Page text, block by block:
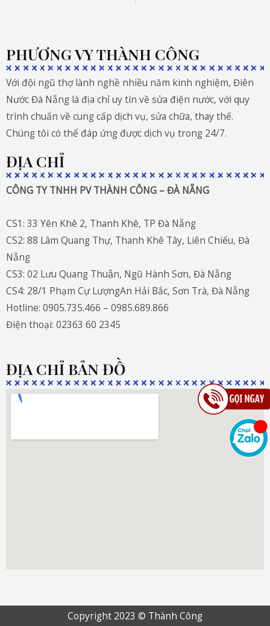
PHƯƠNG VY THÀNH CÔNG
Với đội ngũ thợ lành nghề nhiều năm kinh nghiệm, Điên
Nước Đà Nẵng là địa chỉ uy tín về sửa điện nước, với quy
trình chuẩn về cung cấp dịch vụ, sửa chữa, thay thế.
Chúng tôi có thể đáp ứng được dịch vụ trong 24/7.
ĐỊA CHỈ
CÔNG TY TNHH PV THÀNH CÔNG – ĐÀ NẴNG
CS1: 33 Yên Khê 2, Thanh Khê, TP Đà Nẵng
CS2: 88 Lâm Quang Thự, Thanh Khê Tây, Liên Chiểu, Đà
Nẵng
CS3: 02 Lưu Quang Thuận, Ngũ Hành Sơn, Đà Nẵng
CS4: 28/1 Phạm Cự LượngAn Hải Bắc, Sơn Trà, Đà Nẵng
Hotline: 0905.735.466 – 0985.689.866
Điện thoại: 02363 60 2345
ĐỊA CHỈ BẢN ĐỒ
Copyright 2023 © Thành Công